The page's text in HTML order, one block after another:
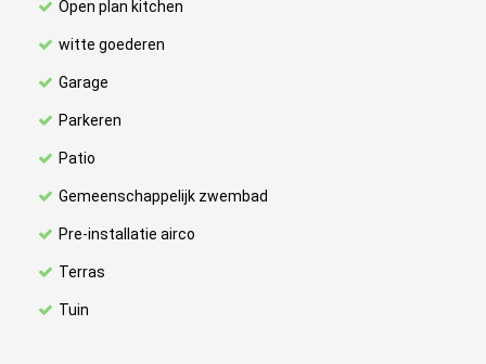
Open plan kitchen
witte goederen
Garage
Parkeren
Patio
Gemeenschappelijk zwembad
Pre-installatie airco
Terras
Tuin